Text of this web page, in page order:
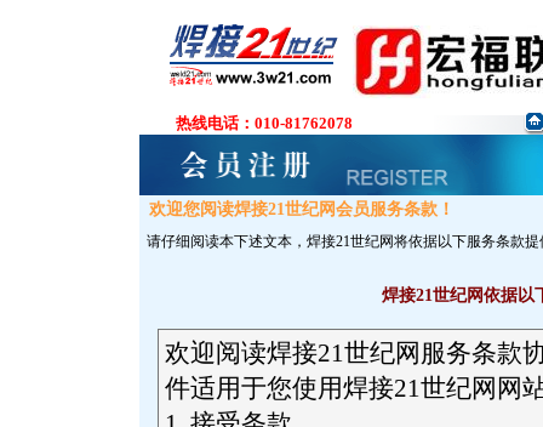
热线电话： 010-81762078
欢迎您阅读焊接21世纪网会员服务条款！
请仔细阅读本下述文本，焊接21世纪网将依据以下服务条款
焊接21世纪网依据以